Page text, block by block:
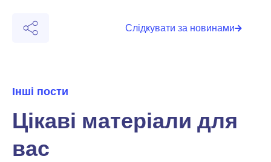
Слідкувати за новинами
Інші пости
Цікаві матеріали для
вас